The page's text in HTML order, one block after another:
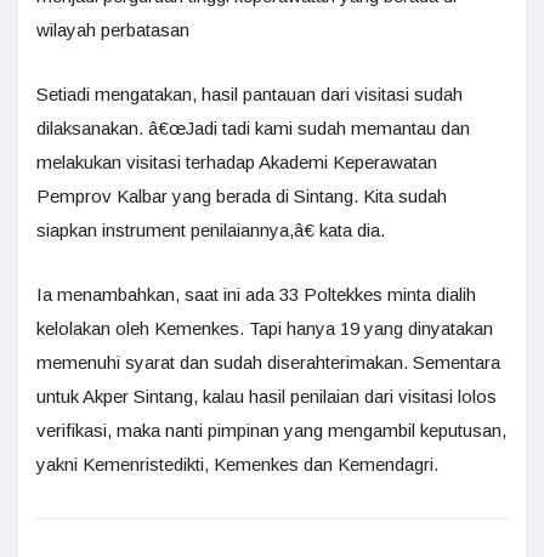
wilayah perbatasan
Setiadi mengatakan, hasil pantauan dari visitasi sudah
dilaksanakan. â€œJadi tadi kami sudah memantau dan
melakukan visitasi terhadap Akademi Keperawatan
Pemprov Kalbar yang berada di Sintang. Kita sudah
siapkan instrument penilaiannya,â€ kata dia.
Ia menambahkan, saat ini ada 33 Poltekkes minta dialih
kelolakan oleh Kemenkes. Tapi hanya 19 yang dinyatakan
memenuhi syarat dan sudah diserahterimakan. Sementara
untuk Akper Sintang, kalau hasil penilaian dari visitasi lolos
verifikasi, maka nanti pimpinan yang mengambil keputusan,
yakni Kemenristedikti, Kemenkes dan Kemendagri.